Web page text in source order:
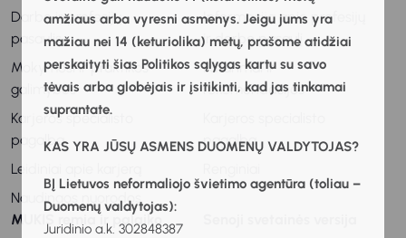
amžiaus arba vyresni asmenys. Jeigu jums yra
mažiau nei 14 (keturiolika) metų, prašome atidžiai
perskaityti šias Politikos sąlygas kartu su savo
tėvais arba globėjais ir įsitikinti, kad jas tinkamai
suprantate.
KAS YRA JŪSŲ ASMENS DUOMENŲ VALDYTOJAS?
BĮ Lietuvos neformaliojo švietimo agentūra (toliau –
Duomenų valdytojas):
Juridinio a.k. 302848387
Darbo ir profesijų
pasaulis
Mokymosi ir praktikos
galimybės
Karjeros specialisto
pagalba
Leidiniai apie karjerą
Naudingos nuorodos
Informacija apie profesijų
ir darbo pasaulį
Patarimai ir
rekomendacijos
pagalba
MUKIS remia ir palaiko